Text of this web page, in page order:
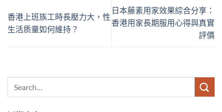
香港上班族工時長壓力大，性
生活质量如何維持？
日本藤素用家效果綜合分享：
香港用家長期服用心得與真實
評價